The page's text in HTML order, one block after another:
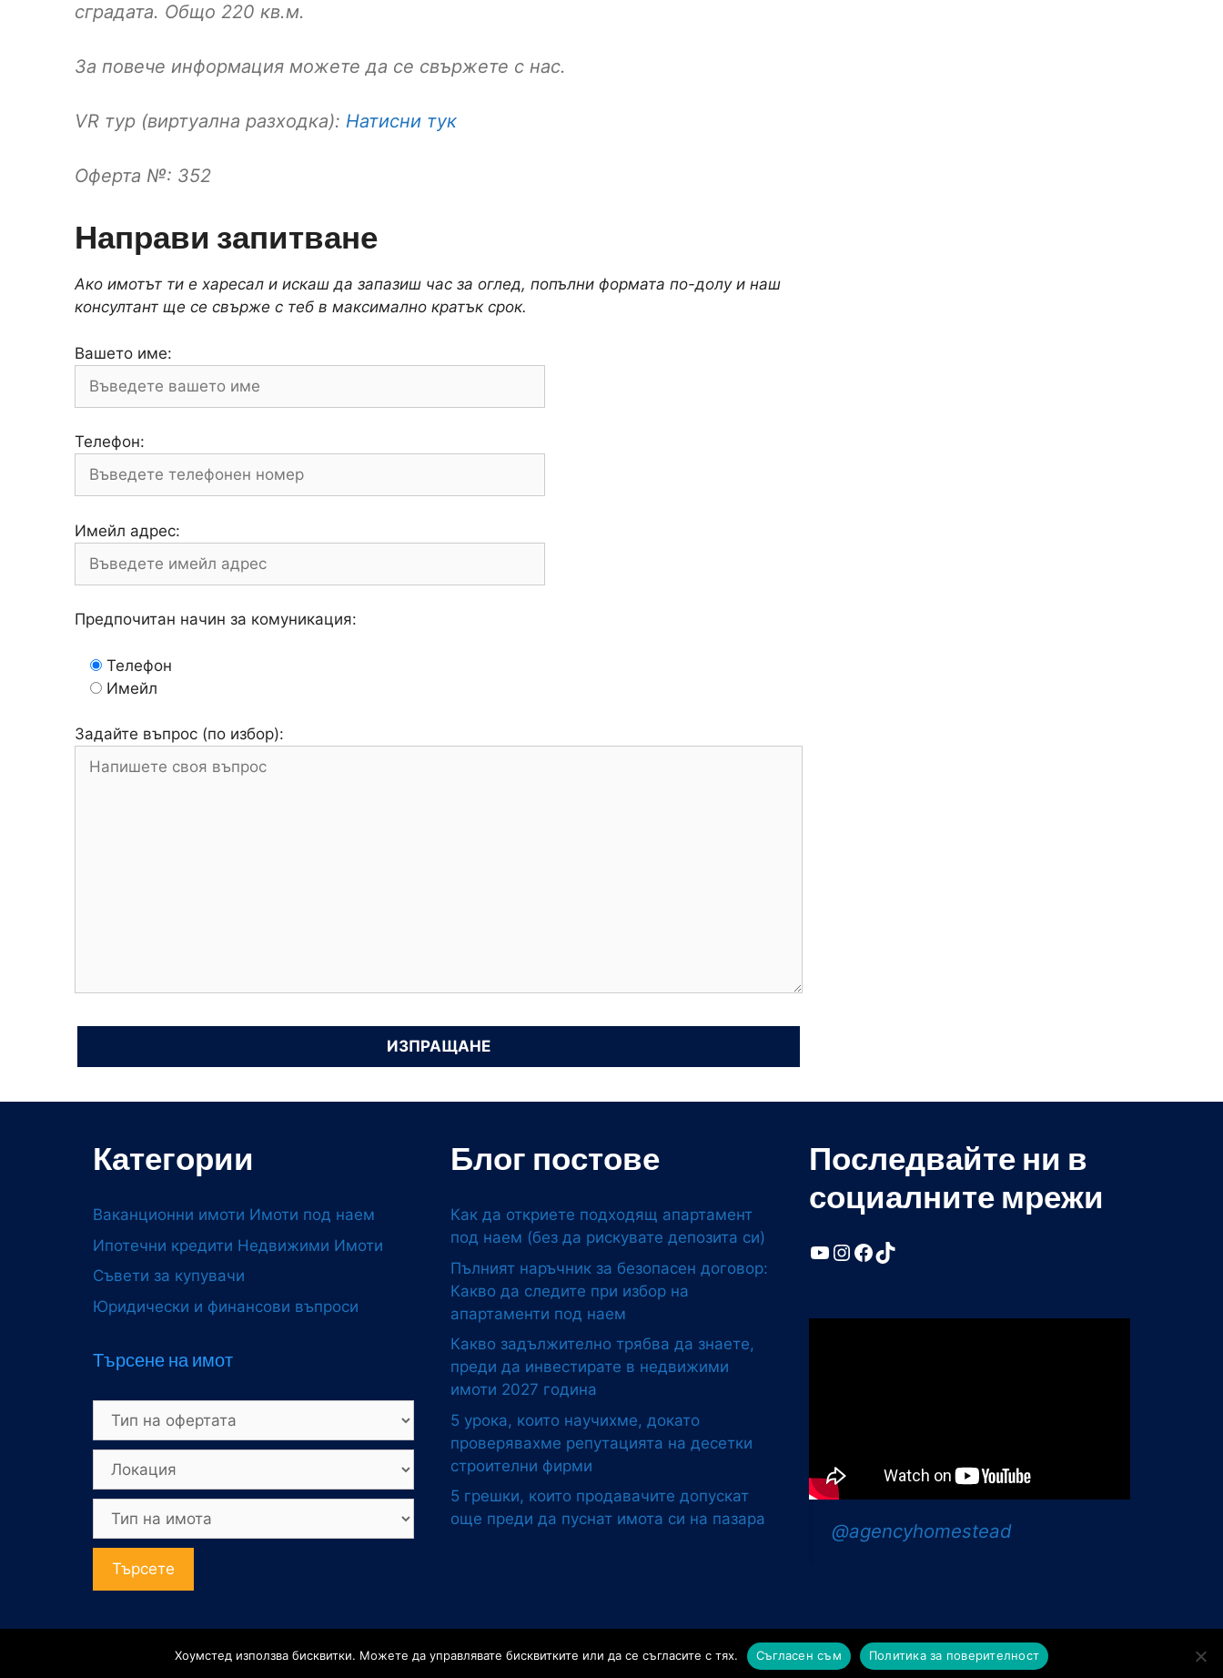
сградата. Общо 220 кв.м.
За повече информация можете да се свържете с нас.
VR тур (виртуална разходка): Натисни тук
Оферта №: 352
Направи запитване
Ако имотът ти е харесал и искаш да запазиш час за оглед, попълни формата по-долу и наш
консултант ще се свърже с теб в максимално кратък срок.
Вашето име:
Телефон:
Имейл адрес:
Предпочитан начин за комуникация:
Телефон
Имейл
Задайте въпрос (по избор):
Категории
Ваканционни имоти Имоти под наем
Ипотечни кредити Недвижими Имоти
Съвети за купувачи
Юридически и финансови въпроси
Търсене на имот
Търсете
Блог постове
Как да откриете подходящ апартамент
под наем (без да рискувате депозита си)
Пълният наръчник за безопасен договор:
Какво да следите при избор на
апартаменти под наем
Какво задължително трябва да знаете,
преди да инвестирате в недвижими
имоти 2027 година
5 урока, които научихме, докато
проверявахме репутацията на десетки
строителни фирми
5 грешки, които продавачите допускат
още преди да пуснат имота си на пазара
Последвайте ни в
социалните мрежи
YouTube
Instagram
Facebook
TikTok
@agencyhomestead
©2026 - Агенция за недвижими имоти Хоумстед.Изработка на сайтот Mint Soft
Хоумстед използва бисквитки. Можете да управлявате бисквитките или да се съгласите с тях. Съгласен съм Политика за поверителност